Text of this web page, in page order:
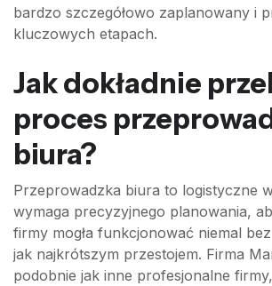
bardzo szczegółowo zaplanowany i
kluczowych etapach.
Jak dokładnie
proces
biura?
Przeprowadzka biura to logistyczne
wymaga precyzyjnego planowania,
firmy mogła funkcjonować niemal
jak najkrótszym przestojem. Firma
podobnie jak inne profesjonalne